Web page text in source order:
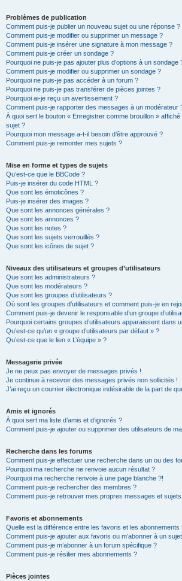
Problèmes de publication
Comment puis-je publier un nouveau sujet ou une réponse ?
Comment puis-je modifier ou supprimer un message ?
Comment puis-je insérer une signature à mon message ?
Comment puis-je créer un sondage ?
Pourquoi ne puis-je pas ajouter plus d’options à un sondage
Comment puis-je modifier ou supprimer un sondage ?
Pourquoi ne puis-je pas accéder à un forum ?
Pourquoi ne puis-je pas transférer de pièces jointes ?
Pourquoi ai-je reçu un avertissement ?
Comment puis-je rapporter des messages à un modérateur
À quoi sert le bouton « Enregistrer comme brouillon » affiché
sujet ?
Pourquoi mon message a-t-il besoin d’être approuvé ?
Comment puis-je remonter mes sujets ?
Mise en forme et types de sujets
Qu’est-ce que le BBCode ?
Puis-je insérer du code HTML ?
Que sont les émoticônes ?
Puis-je insérer des images ?
Que sont les annonces générales ?
Que sont les annonces ?
Que sont les notes ?
Que sont les sujets verrouillés ?
Que sont les icônes de sujet ?
Niveaux des utilisateurs et groupes d’utilisateurs
Que sont les administrateurs ?
Que sont les modérateurs ?
Que sont les groupes d’utilisateurs ?
Où sont les groupes d’utilisateurs et comment puis-je en
Comment puis-je devenir le responsable d’un groupe
Pourquoi certains groupes d’utilisateurs apparaissent dans
Qu’est-ce qu’un « groupe d’utilisateurs par défaut » ?
Qu’est-ce que le lien « L’équipe » ?
Messagerie privée
Je ne peux pas envoyer de messages privés !
Je continue à recevoir des messages privés non sollicités !
J’ai reçu un courrier électronique indésirable de la part de
Amis et ignorés
À quoi sert ma liste d’amis et d’ignorés ?
Comment puis-je ajouter ou supprimer des utilisateurs de ma
Recherche dans les forums
Comment puis-je effectuer une recherche dans un ou des
Pourquoi ma recherche ne renvoie aucun résultat ?
Pourquoi ma recherche renvoie à une page blanche ?!
Comment puis-je rechercher des membres ?
Comment puis-je retrouver mes propres messages et
Favoris et abonnements
Quelle est la différence entre les favoris et les abonnements
Comment puis-je ajouter aux favoris ou m’abonner à un
Comment puis-je m’abonner à un forum spécifique ?
Comment puis-je résilier mes abonnements ?
Pièces jointes